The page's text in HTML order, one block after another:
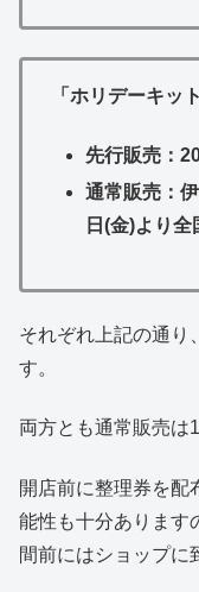
「ホリデーキット
先行販売：
通常販売：
日(金)より
それぞれ上記の通り
す。
両方とも通常販売は
開店前に整理券を配
能性も十分あります
間前にはショップに